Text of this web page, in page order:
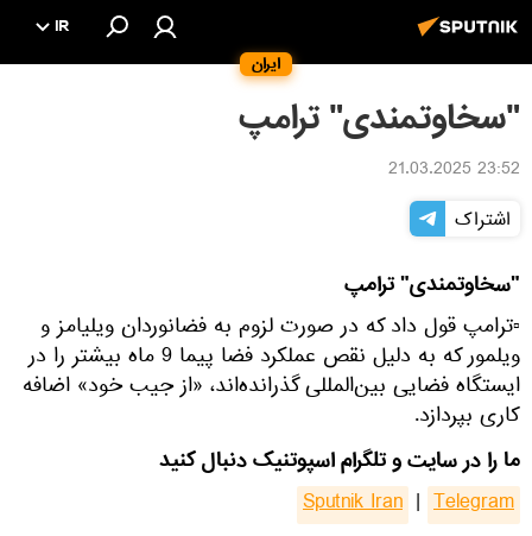
ایران
IR
"سخاوتمندی" ترامپ
23:52 21.03.2025
اشتراک
"سخاوتمندی" ترامپ
▫ترامپ قول داد که در صورت لزوم به فضانوردان ویلیامز و
ویلمور که به دلیل نقص عملکرد فضا پیما 9 ماه بیشتر را در
ایستگاه فضایی بین‌المللی گذرانده‌اند، «از جیب خود» اضافه
کاری بپردازد.
ما را در سایت و تلگرام اسپوتنیک دنبال کنید
Sputnik Iran | Telegram